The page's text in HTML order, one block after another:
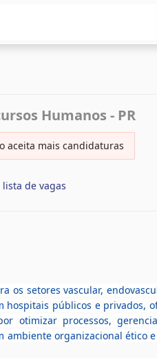
Humanos - PR
aceita mais candidaturas
de vagas
setores vascular,
públicos e privados,
otimizar processos,
organizacional ético